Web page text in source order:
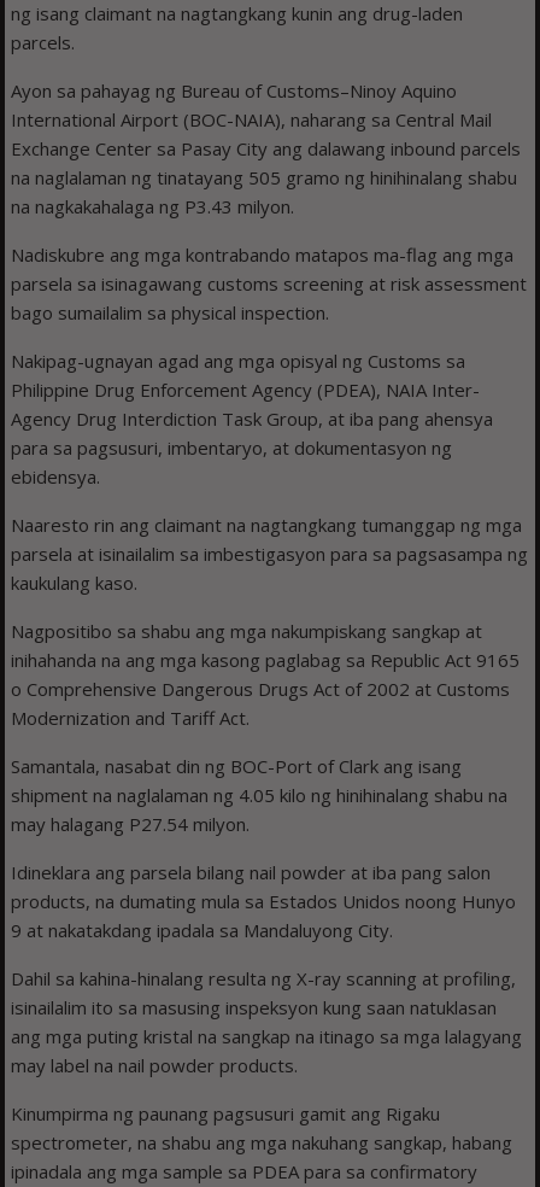
ng isang claimant na nagtangkang kunin ang drug-laden
parcels.
Ayon sa pahayag ng Bureau of Customs–Ninoy Aquino
International Airport (BOC-NAIA), naharang sa Central Mail
Exchange Center sa Pasay City ang dalawang inbound parcels
na naglalaman ng tinatayang 505 gramo ng hinihinalang shabu
na nagkakahalaga ng P3.43 milyon.
Nadiskubre ang mga kontrabando matapos ma-flag ang mga
parsela sa isinagawang customs screening at risk assessment
bago sumailalim sa physical inspection.
Nakipag-ugnayan agad ang mga opisyal ng Customs sa
Philippine Drug Enforcement Agency (PDEA), NAIA Inter-
Agency Drug Interdiction Task Group, at iba pang ahensya
para sa pagsusuri, imbentaryo, at dokumentasyon ng
ebidensya.
Naaresto rin ang claimant na nagtangkang tumanggap ng mga
parsela at isinailalim sa imbestigasyon para sa pagsasampa ng
kaukulang kaso.
Nagpositibo sa shabu ang mga nakumpiskang sangkap at
inihahanda na ang mga kasong paglabag sa Republic Act 9165
o Comprehensive Dangerous Drugs Act of 2002 at Customs
Modernization and Tariff Act.
Samantala, nasabat din ng BOC-Port of Clark ang isang
shipment na naglalaman ng 4.05 kilo ng hinihinalang shabu na
may halagang P27.54 milyon.
Idineklara ang parsela bilang nail powder at iba pang salon
products, na dumating mula sa Estados Unidos noong Hunyo
9 at nakatakdang ipadala sa Mandaluyong City.
Dahil sa kahina-hinalang resulta ng X-ray scanning at profiling,
isinailalim ito sa masusing inspeksyon kung saan natuklasan
ang mga puting kristal na sangkap na itinago sa mga lalagyang
may label na nail powder products.
Kinumpirma ng paunang pagsusuri gamit ang Rigaku
spectrometer, na shabu ang mga nakuhang sangkap, habang
ipinadala ang mga sample sa PDEA para sa confirmatory